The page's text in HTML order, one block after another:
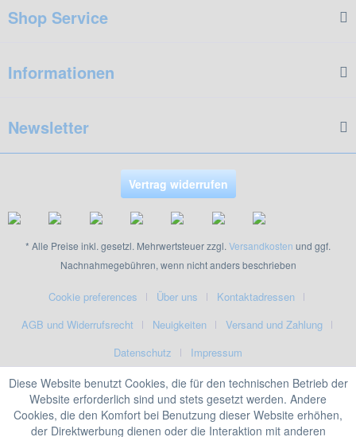
Shop Service
Informationen
Newsletter
Vertrag widerrufen
* Alle Preise inkl. gesetzl. Mehrwertsteuer zzgl. Versandkosten und ggf.
Nachnahmegebühren, wenn nicht anders beschrieben
Cookie preferences Über uns
Kontaktadressen
AGB und Widerrufsrecht
Neuigkeiten
Versand und Zahlung
Datenschutz
Impressum
Diese Website benutzt Cookies, die für den technischen Betrieb der
Website erforderlich sind und stets gesetzt werden. Andere
Cookies, die den Komfort bei Benutzung dieser Website erhöhen,
der Direktwerbung dienen oder die Interaktion mit anderen